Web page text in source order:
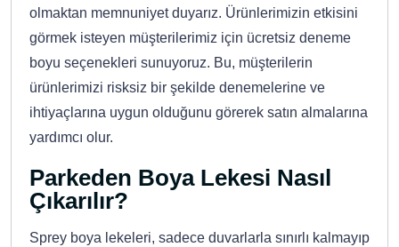
olmaktan memnuniyet duyarız. Ürünlerimizin etkisini
görmek isteyen müşterilerimiz için ücretsiz deneme
boyu seçenekleri sunuyoruz. Bu, müşterilerin
ürünlerimizi risksiz bir şekilde denemelerine ve
ihtiyaçlarına uygun olduğunu görerek satın almalarına
yardımcı olur.
Parkeden Boya Lekesi Nasıl
Çıkarılır?
Sprey boya lekeleri, sadece duvarlarla sınırlı kalmayıp